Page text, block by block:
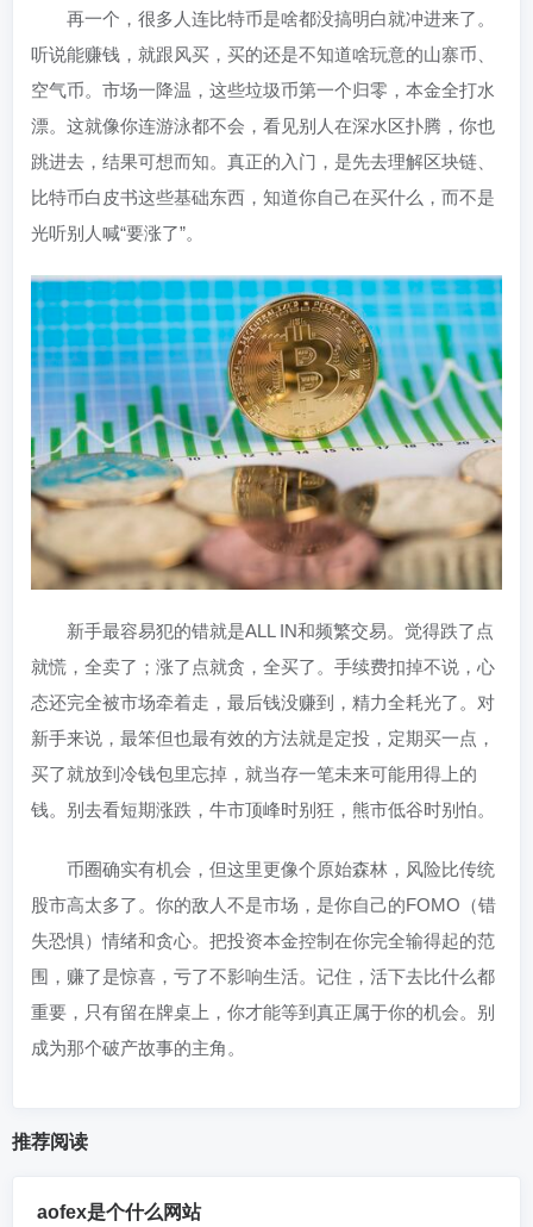
再一个，很多人连比特币是啥都没搞明白就冲进来了。
听说能赚钱，就跟风买，买的还是不知道啥玩意的山寨币、
空气币。市场一降温，这些垃圾币第一个归零，本金全打水
漂。这就像你连游泳都不会，看见别人在深水区扑腾，你也
跳进去，结果可想而知。真正的入门，是先去理解区块链、
比特币白皮书这些基础东西，知道你自己在买什么，而不是
光听别人喊“要涨了”。
新手最容易犯的错就是ALL IN和频繁交易。觉得跌了点
就慌，全卖了；涨了点就贪，全买了。手续费扣掉不说，心
态还完全被市场牵着走，最后钱没赚到，精力全耗光了。对
新手来说，最笨但也最有效的方法就是定投，定期买一点，
买了就放到冷钱包里忘掉，就当存一笔未来可能用得上的
钱。别去看短期涨跌，牛市顶峰时别狂，熊市低谷时别怕。
币圈确实有机会，但这里更像个原始森林，风险比传统
股市高太多了。你的敌人不是市场，是你自己的FOMO（错
失恐惧）情绪和贪心。把投资本金控制在你完全输得起的范
围，赚了是惊喜，亏了不影响生活。记住，活下去比什么都
重要，只有留在牌桌上，你才能等到真正属于你的机会。别
成为那个破产故事的主角。
推荐阅读
aofex是个什么网站